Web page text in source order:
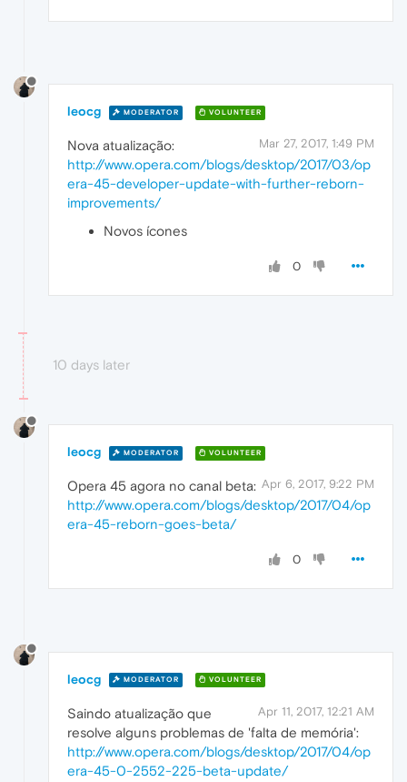
leocg MODERATOR VOLUNTEER
Mar 27, 2017, 1:49 PM
Nova atualização:
http://www.opera.com/blogs/desktop/2017/03/op
era-45-developer-update-with-further-reborn-
improvements/
Novos ícones
0
10 days later
leocg MODERATOR VOLUNTEER
Apr 6, 2017, 9:22 PM
Opera 45 agora no canal beta:
http://www.opera.com/blogs/desktop/2017/04/op
era-45-reborn-goes-beta/
0
leocg MODERATOR VOLUNTEER
Apr 11, 2017, 12:21 AM
Saindo atualização que
resolve alguns problemas de 'falta de memória':
http://www.opera.com/blogs/desktop/2017/04/op
era-45-0-2552-225-beta-update/